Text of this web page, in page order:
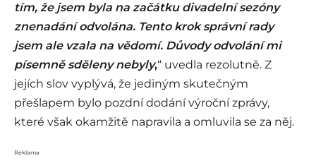
tím, že jsem byla na začátku divadelní sezóny
znenadání odvolána. Tento krok správní rady
jsem ale vzala na vědomí. Důvody odvolání mi
písemně sděleny nebyly,“ uvedla rezolutně. Z
jejích slov vyplývá, že jediným skutečným
přešlapem bylo pozdní dodání výroční zprávy,
které však okamžitě napravila a omluvila se za něj.
Reklama